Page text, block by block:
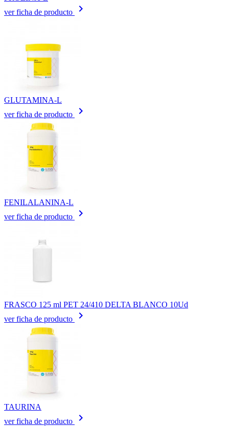
ver ficha de producto
keyboard_arrow_right
GLUTAMINA-L
ver ficha de producto
keyboard_arrow_right
FENILALANINA-L
ver ficha de producto
keyboard_arrow_right
FRASCO 125 ml PET 24/410 DELTA BLANCO 10Ud
ver ficha de producto
keyboard_arrow_right
TAURINA
ver ficha de producto
keyboard_arrow_right